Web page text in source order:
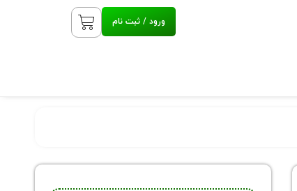
ورود / ثبت نام